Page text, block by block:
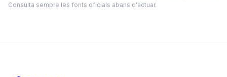
Consulta sempre les fonts oficials abans d'actuar.